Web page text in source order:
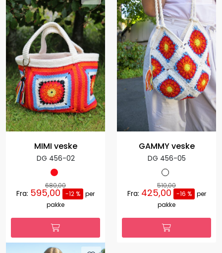
MIMI veske
DG 456-02
680,00
Fra: 595,00 -12 % per
pakke
GAMMY veske
DG 456-05
510,00
Fra: 425,00 -16 %
per
pakke